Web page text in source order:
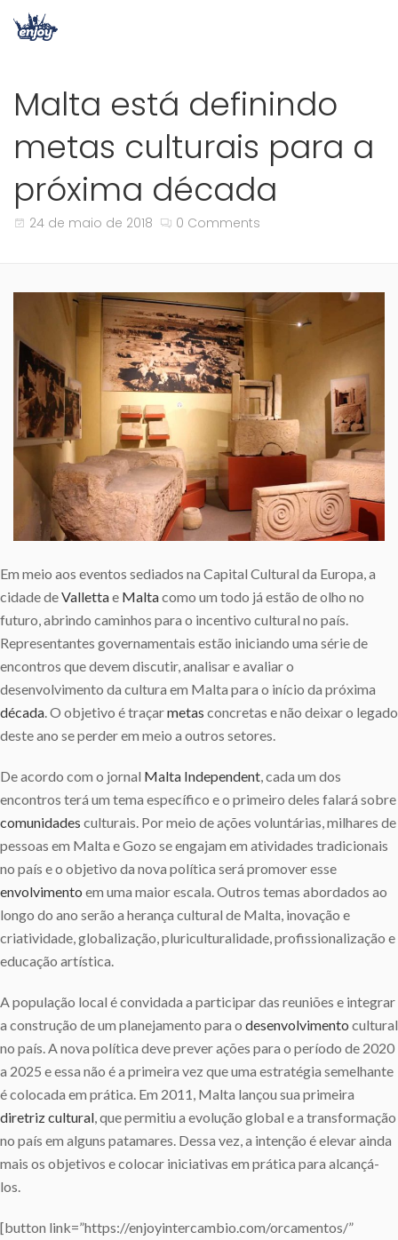
Malta está definindo
metas culturais para a
próxima década
24 de maio de 2018 0 Comments
Em meio aos eventos sediados na Capital Cultural da Europa, a
cidade deVallettae Maltacomo um todo já estão de olho no
futuro, abrindo caminhos para o incentivo cultural no país.
Representantes governamentais estão iniciando uma série de
encontros que devem discutir, analisar e avaliar o
desenvolvimento da cultura em Malta para o início da próxima
década . O objetivo é traçarmetas concretas e não deixar o legado
deste ano se perder em meio a outros setores.
De acordo com o jornal Malta Independent , cada um dos
encontros terá um tema específico e o primeiro deles falará sobre
comunidades culturais. Por meio de ações voluntárias, milhares de
pessoas em Malta e Gozo se engajam em atividades tradicionais
no país e o objetivo da nova política será promover esse
envolvimento em uma maior escala. Outros temas abordados ao
longo do ano serão a herança cultural de Malta, inovação e
criatividade, globalização, pluriculturalidade, profissionalização e
educação artística.
A população local é convidada a participar das reuniões e integrar
a construção de um planejamento para o desenvolvimento cultural
no país. A nova política deve prever ações para o período de 2020
a 2025 e essa não é a primeira vez que uma estratégia semelhante
é colocada em prática. Em 2011, Malta lançou sua primeira
diretrizcultural , que permitiu a evolução global e a transformação
no país em alguns patamares. Dessa vez, a intenção é elevar ainda
mais os objetivos e colocar iniciativas em prática para alcançá-
los.
[button link=”https://enjoyintercambio.com/orcamentos/”